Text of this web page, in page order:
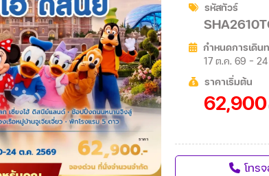
รหัสทัวร์
กำหนดการเดิน
17 ต.ค. 69 -
ราคาเริ่มต้น
62,900
โทร